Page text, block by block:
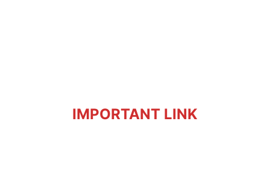
IMPORTANT LINK